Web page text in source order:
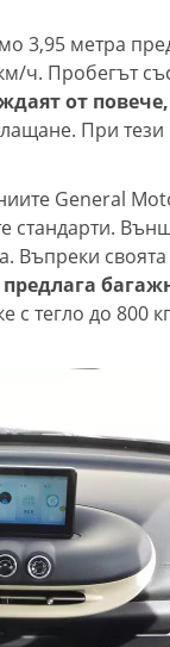
3,95 метра
ч. Пробегът
от
При
General
стандарти.
Въпреки
с тегло до 800
Трето РУ